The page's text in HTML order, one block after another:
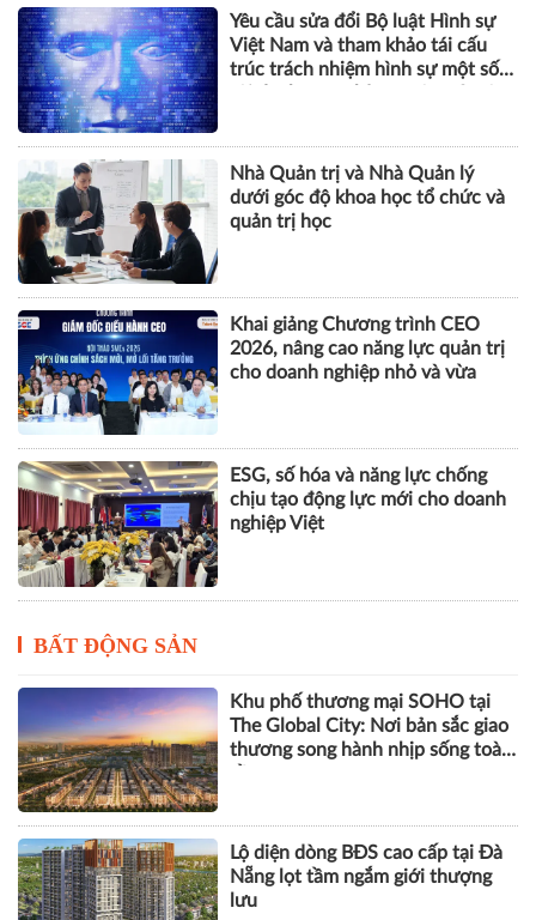
Nhà Quản trị và Nhà Quản lý
dưới góc độ khoa học tổ chức và
quản trị học
Khai giảng Chương trình CEO
2026, nâng cao năng lực quản trị
cho doanh nghiệp nhỏ và vừa
ESG, số hóa và năng lực chống
chịu tạo động lực mới cho doanh
nghiệp Việt
BẤT ĐỘNG SẢN
Khu phố thương mại SOHO tại
Lộ diện dòng BĐS cao cấp tại Đà
Nẵng lọt tầm ngắm giới thượng
lưu
Góp ý sửa đổi Luật Kinh doanh
bất động sản: Hướng tới thị
trường minh bạch, phát triển bền